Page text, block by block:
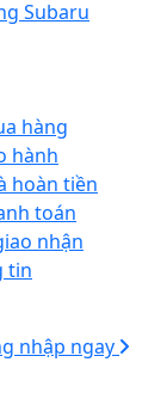
Subaru
hàng
hành
hoàn tiền
toán
nhận
tin
nhập ngay